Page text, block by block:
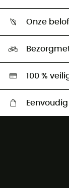
Retourzendingen
Ambassadeurs
Onze
Hardgreen
100 %
Gratis retourneren